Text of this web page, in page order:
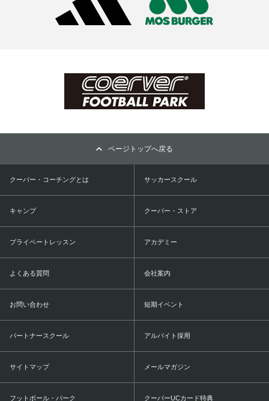
ページトップへ戻る
クーバー・コーチングとは サッカースクール
キャンプ クーバー・ストア
プライベートレッスン アカデミー
よくある質問 会社案内
お問い合わせ 短期イベント
パートナースクール アルバイト採用
サイトマップ メールマガジン
フットボール・パーク クーバーUCカード特典